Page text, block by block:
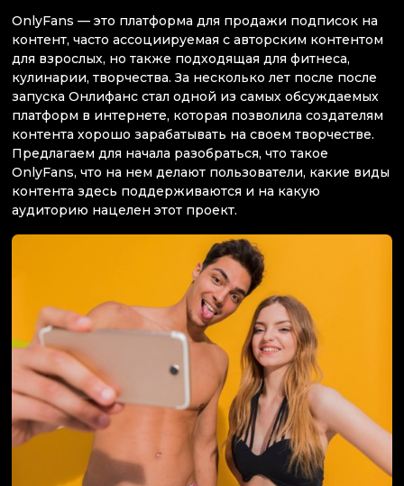
OnlyFans — это платформа для продажи подписок на
контент, часто ассоциируемая с авторским контентом
для взрослых, но также подходящая для фитнеса,
кулинарии, творчества. За несколько лет после после
запуска Онлифанс стал одной из самых обсуждаемых
платформ в интернете, которая позволила создателям
контента хорошо зарабатывать на своем творчестве.
Предлагаем для начала разобраться, что такое
OnlyFans, что на нем делают пользователи, какие виды
контента здесь поддерживаются и на какую
аудиторию нацелен этот проект.